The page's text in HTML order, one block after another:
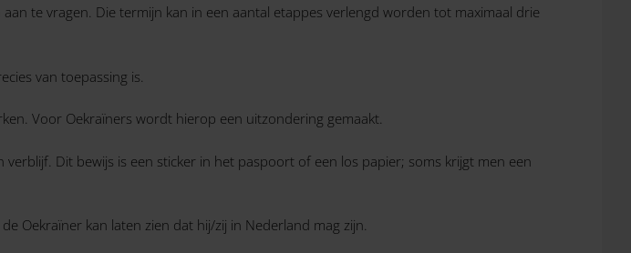
te vragen. Die termijn kan in een aantal etappes verlengd worden tot maximaal drie
van toepassing is.
Voor Oekraïners wordt hierop een uitzondering gemaakt.
Dit bewijs is een sticker in het paspoort of een los papier; soms krijgt men een
Oekraïner kan laten zien dat hij/zij in Nederland mag zijn.